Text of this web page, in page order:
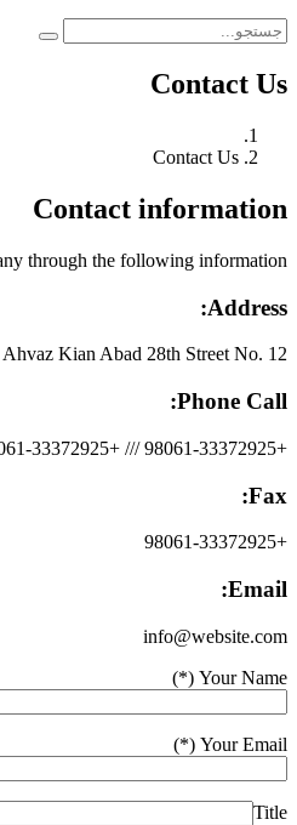
Contact Us
Contact Us
Contact information
through the following information.
Address:
Kian Abad 28th Street No. 12
Phone Call:
+98061-33372925 /// +98061-33372925
Fax:
+98061-33372925
Email:
info@website.com
Your Name (*)
Your Email (*)
Title